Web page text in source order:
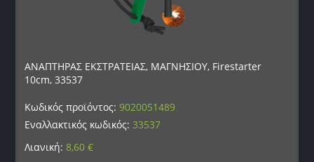
ΑΝΑΠΤΗΡΑΣ ΕΚΣΤΡΑΤΕΙΑΣ, ΜΑΓΝΗΣΙΟΥ, Firestarter
10cm, 33537
Κωδικός προϊόντος:9020051489
Εναλλακτικός κωδικός: 33537
Λιανική:8,60€